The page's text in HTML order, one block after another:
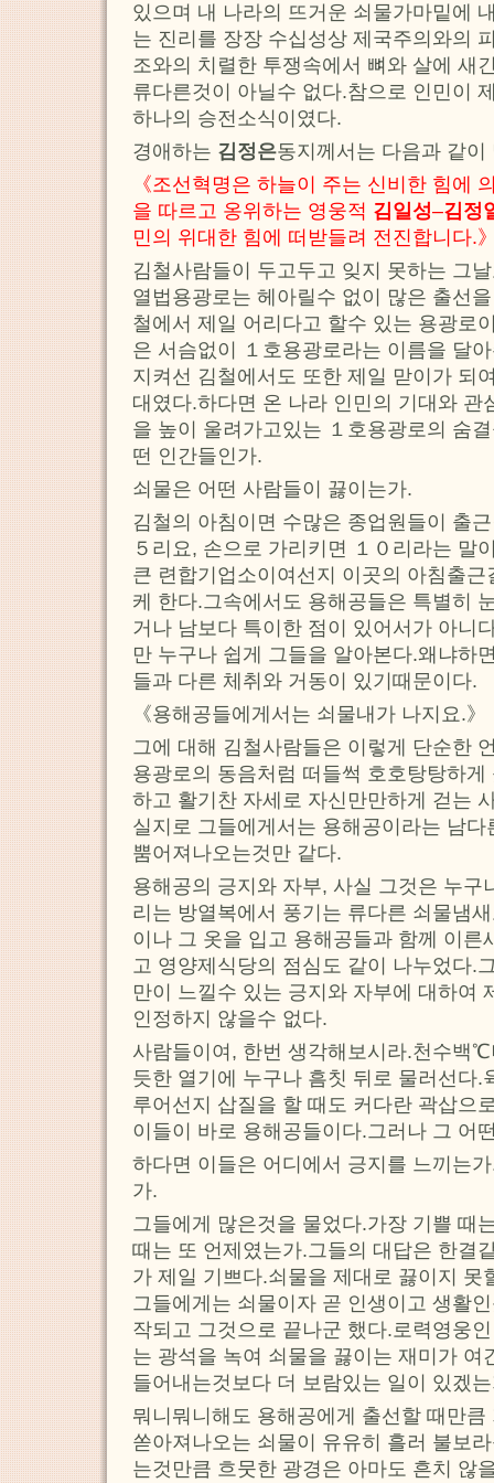
있으며 내 나라의 뜨거운 쇠물가마밑에
는 진리를 장장 수십성상 제국주의와의
조와의 치렬한 투쟁속에서 뼈와 살에 새
류다른것이 아닐수 없다.참으로 인민이
하나의 승전소식이였다.
경애하는 김정은동지께서는 다음과 같이
《조선혁명은 하늘이 주는 신비한 힘에
을 따르고 옹위하는 영웅적 김일성–김정
민의 위대한 힘에 떠받들려 전진합니다.
김철사람들이 두고두고 잊지 못하는 그
열법용광로는 헤아릴수 없이 많은 출선
철에서 제일 어리다고 할수 있는 용광로
은 서슴없이 １호용광로라는 이름을 달
지켜선 김철에서도 또한 제일 맏이가 되
대였다.하다면 온 나라 인민의 기대와 관
을 높이 울려가고있는 １호용광로의 숨
떤 인간들인가.
쇠물은 어떤 사람들이 끓이는가.
김철의 아침이면 수많은 종업원들이 출
５리요, 손으로 가리키면 １０리라는 말
큰 련합기업소이여선지 이곳의 아침출
케 한다.그속에서도 용해공들은 특별히
거나 남보다 특이한 점이 있어서가 아니
만 누구나 쉽게 그들을 알아본다.왜냐하
들과 다른 체취와 거동이 있기때문이다.
《용해공들에게서는 쇠물내가 나지요.》
그에 대해 김철사람들은 이렇게 단순한
용광로의 동음처럼 떠들썩 호호탕탕하
하고 활기찬 자세로 자신만만하게 걷는
실지로 그들에게서는 용해공이라는 남
뿜어져나오는것만 같다.
용해공의 긍지와 자부, 사실 그것은 누구
리는 방열복에서 풍기는 류다른 쇠물냄
이나 그 옷을 입고 용해공들과 함께 이른
고 영양제식당의 점심도 같이 나누었다.
만이 느낄수 있는 긍지와 자부에 대하여
인정하지 않을수 없다.
사람들이여, 한번 생각해보시라.천수백
듯한 열기에 누구나 흠칫 뒤로 물러선다.
루어선지 삽질을 할 때도 커다란 곽삽으
이들이 바로 용해공들이다.그러나 그 어
하다면 이들은 어디에서 긍지를 느끼는
가.
그들에게 많은것을 물었다.가장 기쁠 때
때는 또 언제였는가.그들의 대답은 한결
가 제일 기쁘다.쇠물을 제대로 끓이지
그들에게는 쇠물이자 곧 인생이고 생활
작되고 그것으로 끝나군 했다.로력영웅
는 광석을 녹여 쇠물을 끓이는 재미가 여
들어내는것보다 더 보람있는 일이 있겠
뭐니뭐니해도 용해공에게 출선할 때만
쏟아져나오는 쇠물이 유유히 흘러 불보
는것만큼 흐뭇한 광경은 아마도 흔치 않